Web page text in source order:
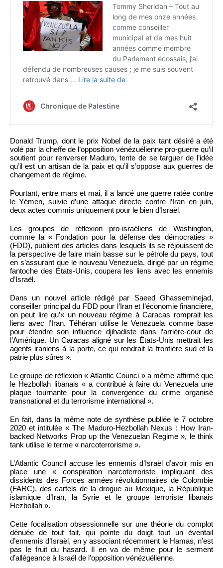
Donald Trump, dont le prix Nobel de la paix tant désiré a été
volé par la cheffe de l’opposition vénézuélienne pro-guerre qu’il
soutient pour renverser Maduro, tente de se targuer de l’idée
qu’il est un artisan de la paix et qu’il s’oppose aux guerres de
changement de régime.
Pourtant, entre mars et mai, il a lancé une guerre ratée contre
le Yémen, suivie d’une attaque directe contre l’Iran en juin,
deux actes commis uniquement pour le bien d’Israël.
Les groupes de réflexion pro-israéliens de Washington,
comme la « Fondation pour la défense des démocraties »
(FDD), publient des articles dans lesquels ils se réjouissent de
la perspective de faire main basse sur le pétrole du pays, tout
en s’assurant que le nouveau Venezuela, dirigé par un régime
fantoche des États-Unis, coupera les liens avec les ennemis
d’Israël.
Dans un nouvel article rédigé par Saeed Ghasseminejad,
conseiller principal du FDD pour l’Iran et l’économie financière,
on peut lire qu’« un nouveau régime à Caracas romprait les
liens avec l’Iran. Téhéran utilise le Venezuela comme base
pour étendre son influence djihadiste dans l’arrière-cour de
l’Amérique. Un Caracas aligné sur les États-Unis mettrait les
agents iraniens à la porte, ce qui rendrait la frontière sud et la
patrie plus sûres ».
Le groupe de réflexion « Atlantic Counci » a même affirmé que
le Hezbollah libanais « a contribué à faire du Venezuela une
plaque tournante pour la convergence du crime organisé
transnational et du terrorisme international ».
En fait, dans la même note de synthèse publiée le 7 octobre
2020 et intitulée « The Maduro-Hezbollah Nexus : How Iran-
backed Networks Prop up the Venezuelan Regime », le think
tank utilise le terme « narcoterrorisme ».
L’Atlantic Council accuse les ennemis d’Israël d’avoir mis en
place une « conspiration narcoterroriste impliquant des
dissidents des Forces armées révolutionnaires de Colombie
(FARC), des cartels de la drogue au Mexique, la République
islamique d’Iran, la Syrie et le groupe terroriste libanais
Hezbollah ».
Cette focalisation obsessionnelle sur une théorie du complot
dénuée de tout fait, qui pointe du doigt tout un éventail
d’ennemis d’Israël, en y associant récemment le Hamas, n’est
pas le fruit du hasard. Il en va de même pour le serment
d’allégeance à Israël de l’opposition vénézuélienne.